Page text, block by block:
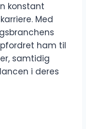
konstant
Med
ham til
samtidig
i deres